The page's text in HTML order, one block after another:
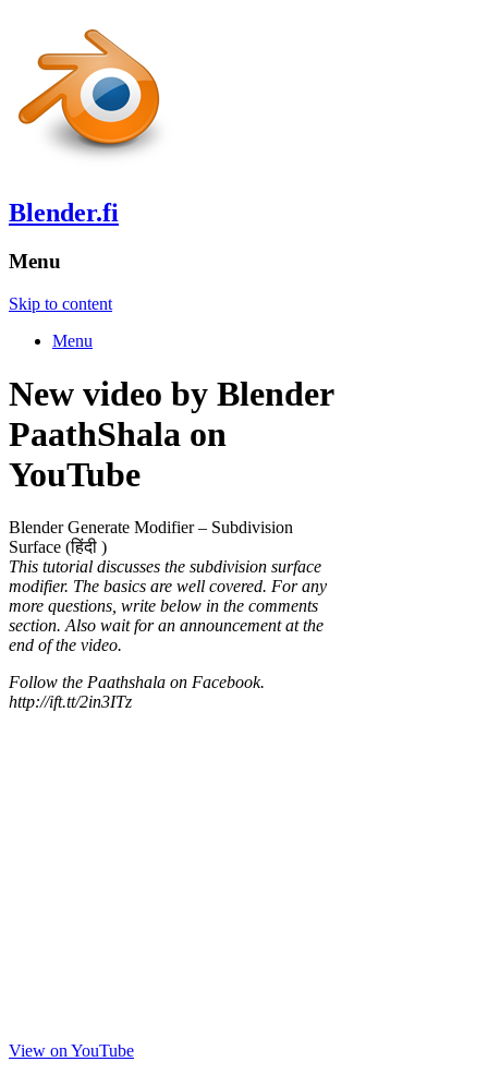
Blender.fi
Menu
Skip to content
Menu
New video by Blender
PaathShala on
YouTube
Blender Generate Modifier – Subdivision
Surface (हिंदी )
This tutorial discusses the subdivision surface
modifier. The basics are well covered. For any
more questions, write below in the comments
section. Also wait for an announcement at the
end of the video.
Follow the Paathshala on Facebook.
http://ift.tt/2in3ITz
View on YouTube